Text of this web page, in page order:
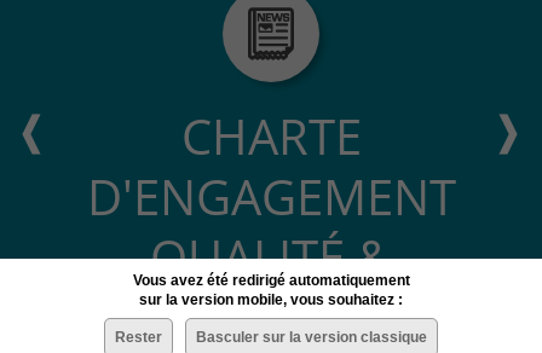
CHARTE
D'ENGAGEMENT
QUALITÉ &
ÉCORESPONSABLE
Vous avez été redirigé automatiquement
sur la version mobile, vous souhaitez :
Rester Basculer sur la version classique